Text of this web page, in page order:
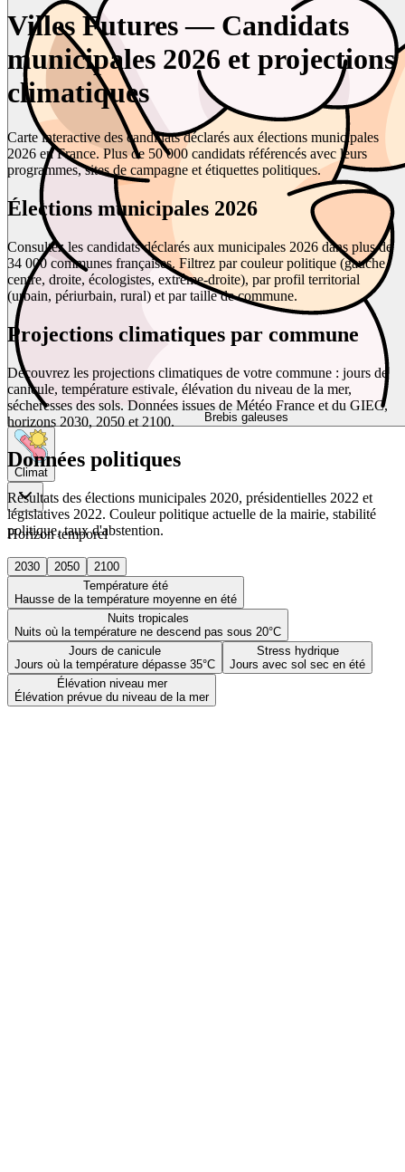
Brebis galeuses
Climat
Horizon temporel
2030 2050
2100
Température été
Hausse de la température moyenne en été
Nuits tropicales
Nuits où la température ne descend pas sous 20°C
Jours de canicule
Jours où la température dépasse 35°C
Stress hydrique
Jours avec sol sec en été
Élévation niveau mer
Élévation prévue du niveau de la mer
Villes Futures — Candidats
municipales 2026 et projections
climatiques
Carte interactive des candidats déclarés aux élections municipales
2026 en France. Plus de 50 000 candidats référencés avec leurs
programmes, sites de campagne et étiquettes politiques.
Élections municipales 2026
Consultez les candidats déclarés aux municipales 2026 dans plus de
34 000 communes françaises. Filtrez par couleur politique (gauche,
centre, droite, écologistes, extrême-droite), par profil territorial
(urbain, périurbain, rural) et par taille de commune.
Projections climatiques par commune
Découvrez les projections climatiques de votre commune : jours de
canicule, température estivale, élévation du niveau de la mer,
sécheresses des sols. Données issues de Météo France et du GIEC,
horizons 2030, 2050 et 2100.
Données politiques
Résultats des élections municipales 2020, présidentielles 2022 et
législatives 2022. Couleur politique actuelle de la mairie, stabilité
politique, taux d'abstention.